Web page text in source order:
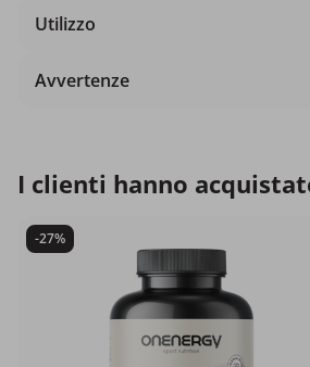
Utilizzo
Avvertenze
I clienti hanno
-27%